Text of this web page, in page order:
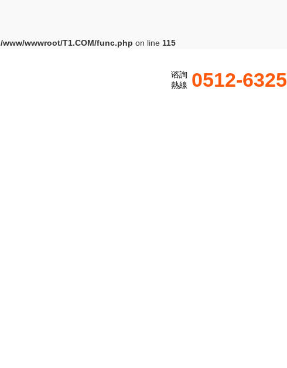
/www/wwwroot/T1.COM/func.php on line 115
谘詢
熱線 0512-